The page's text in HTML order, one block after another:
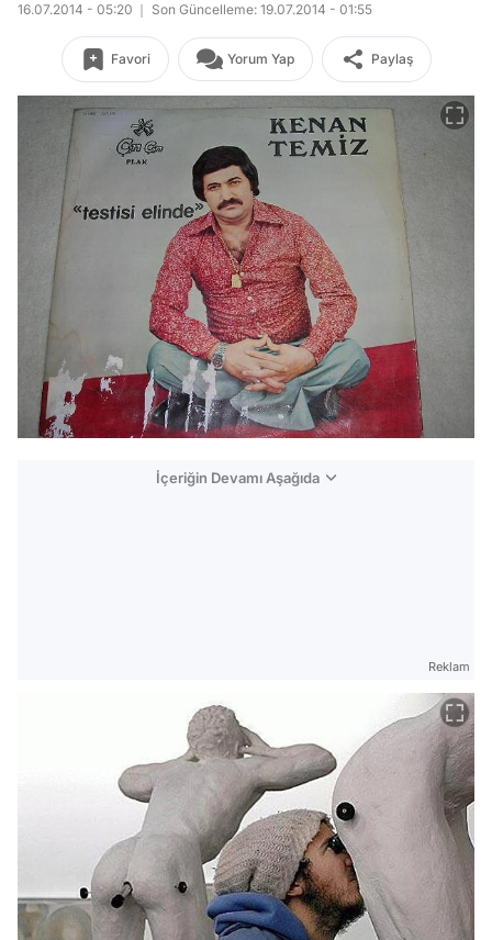
16.07.2014 - 05:20 Son Güncelleme: 19.07.2014 - 01:55
Favori Yorum Yap Paylaş
İçeriğin Devamı Aşağıda
Reklam